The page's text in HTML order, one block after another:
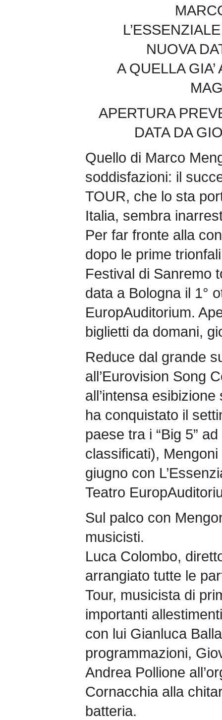
NUOVA
A QUELLA
APERTURA
DATA DA
Quello di Marco
soddisfazioni: il
TOUR, che lo sta
Italia, sembra
Per far fronte alla
dopo le prime
Festival di Sanremo
data a Bologna il 1°
EuropAuditorium.
biglietti da domani,
Reduce dal grande
all’Eurovision Song
all’intensa
ha conquistato il
paese tra i “Big 5”
classificati),
giugno con
Teatro
Sul palco con
musicisti.
Luca Colombo,
arrangiato tutte le
Tour, musicista di
importanti
con lui Gianluca
programmazioni,
Andrea Pollione
Cornacchia alla
batteria.